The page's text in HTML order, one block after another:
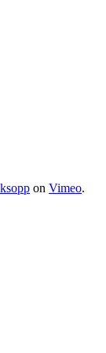
on Vimeo.